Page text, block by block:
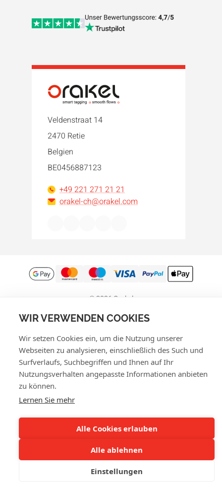
WIR VERWENDEN COOKIES
Wir setzen Cookies ein, um die Nutzung unserer
Webseiten zu analysieren, einschließlich des Such und
Surfverlaufs, Suchbegriffen und Ihnen auf Ihr
Nutzungsverhalten angepasste Informationen anbieten
zu können.
Lernen Sie mehr
Alle Cookies erlauben
Alle ablehnen
Einstellungen
Veldenstraat 14
2470 Retie
Belgien
BE0456887123
+49 221 271 21 21
orakel-ch@orakel.com
© 2026 Orakel
Datenschutzerklärung
AGB
Widerrufsrecht